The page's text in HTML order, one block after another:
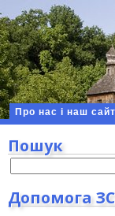
Про нас і наш сайт
Пошук
Допомога